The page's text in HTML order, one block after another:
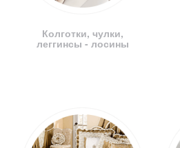
Колготки, чулки,
леггинсы - лосины